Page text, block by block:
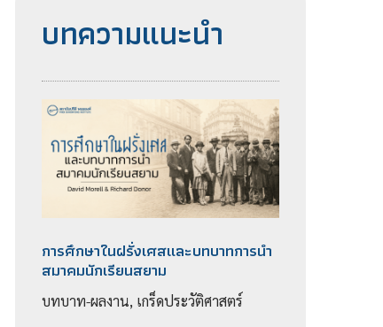
บทความแนะนำ
การศึกษาในฝรั่งเศสและบทบาทการนำ
สมาคมนักเรียนสยาม
บทบาท-ผลงาน, เกร็ดประวัติศาสตร์